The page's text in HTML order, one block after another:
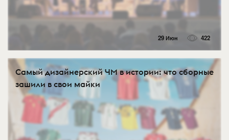
29 Июн 422
Самый дизайнерский ЧМ в истории: что сборные
зашили в свои майки